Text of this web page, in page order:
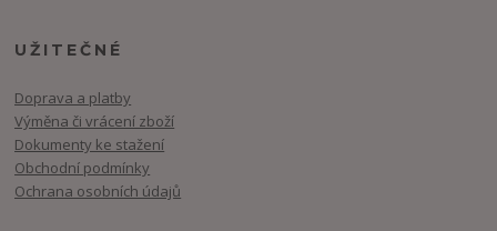
UŽITEČNÉ
Doprava a platby
Výměna či vrácení zboží
Dokumenty ke stažení
Obchodní podmínky
Ochrana osobních údajů